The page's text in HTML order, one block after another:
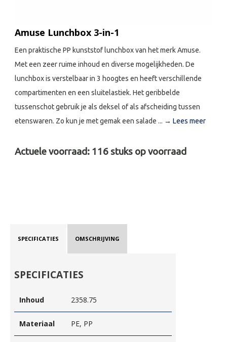
Amuse Lunchbox 3-in-1
Een praktische PP kunststof lunchbox van het merk Amuse.
Met een zeer ruime inhoud en diverse mogelijkheden. De
lunchbox is verstelbaar in 3 hoogtes en heeft verschillende
compartimenten en een sluitelastiek. Het geribbelde
tussenschot gebruik je als deksel of als afscheiding tussen
etenswaren. Zo kun je met gemak een salade ... → Lees meer
Actuele voorraad: 116 stuks op voorraad
SPECIFICATIES OMSCHRIJVING
SPECIFICATIES
Inhoud 2358.75
Materiaal PE, PP